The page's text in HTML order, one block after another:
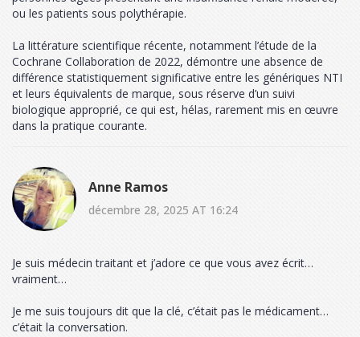
ou les patients sous polythérapie.
La littérature scientifique récente, notamment l’étude de la
Cochrane Collaboration de 2022, démontre une absence de
différence statistiquement significative entre les génériques NTI
et leurs équivalents de marque, sous réserve d’un suivi
biologique approprié, ce qui est, hélas, rarement mis en œuvre
dans la pratique courante.
Anne Ramos
décembre 28, 2025 AT 16:24
Je suis médecin traitant et j’adore ce que vous avez écrit…
vraiment…
Je me suis toujours dit que la clé, c’était pas le médicament…
c’était la conversation.